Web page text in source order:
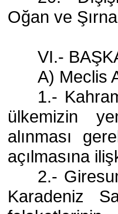
Oğan ve
VI.-
A) Meclis
1.-
ülkemizin
alınması
açılmasına
2.-
Karadeniz